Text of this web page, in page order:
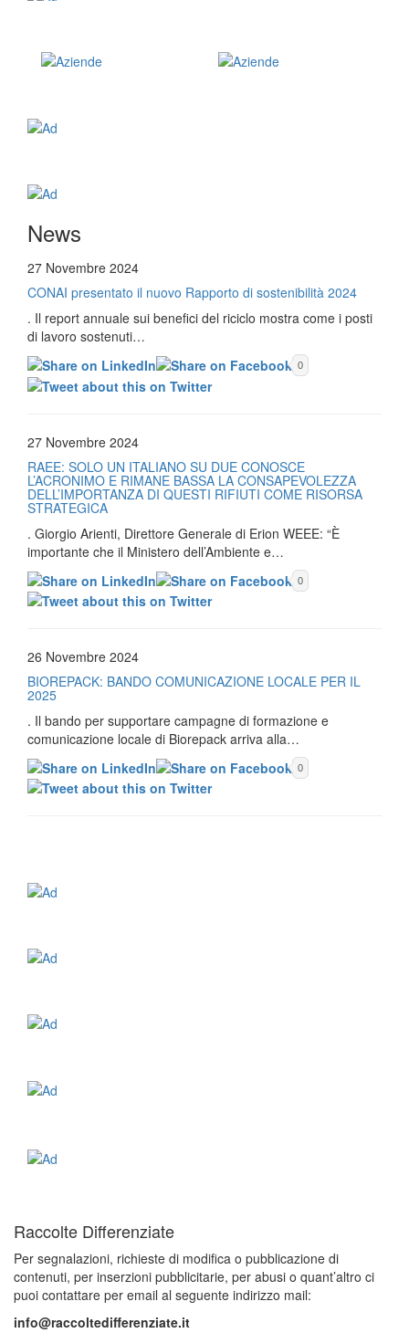
News
27 Novembre 2024
CONAI presentato il nuovo Rapporto di sostenibilità 2024
. Il report annuale sui benefici del riciclo mostra come i posti
di lavoro sostenuti…
0
27 Novembre 2024
RAEE: SOLO UN ITALIANO SU DUE CONOSCE
L’ACRONIMO E RIMANE BASSA LA CONSAPEVOLEZZA
DELL’IMPORTANZA DI QUESTI RIFIUTI COME RISORSA
STRATEGICA
. Giorgio Arienti, Direttore Generale di Erion WEEE: “È
importante che il Ministero dell’Ambiente e…
0
26 Novembre 2024
BIOREPACK: BANDO COMUNICAZIONE LOCALE PER IL
2025
. Il bando per supportare campagne di formazione e
comunicazione locale di Biorepack arriva alla…
0
Raccolte Differenziate
Per segnalazioni, richieste di modifica o pubblicazione di
contenuti, per inserzioni pubblicitarie, per abusi o quant’altro ci
puoi contattare per email al seguente indirizzo mail:
info@raccoltedifferenziate.it